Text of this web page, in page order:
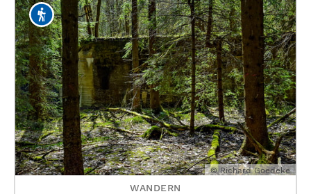
© Richard Goedeke
WANDERN